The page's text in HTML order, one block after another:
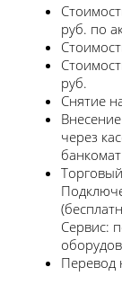
руб. по
руб.
Снятие
через
Сервис:
Перевод